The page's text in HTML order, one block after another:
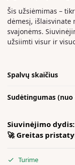
Šis užsiėmimas –
dėmesį, išlaisvinate
svajonėms.
užsiimti visur ir
Spalvų skaičius
Sudėtingumas (nuo
Siuvinėjimo dydis:
🚀 Greitas
Turime